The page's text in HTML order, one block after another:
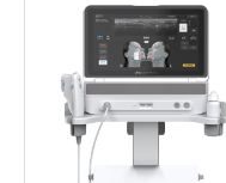
届け、 肌のハリと小ジワを
次世代リフティング
器